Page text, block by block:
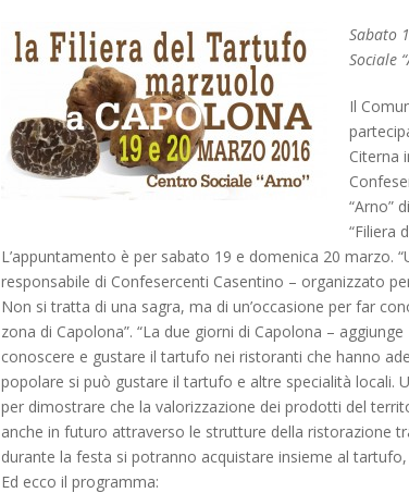
Sabato
Sociale
Il
Citerna
“Arno”
“Filiera
L’appuntamento è per sabato 19 e domenica 20 marzo.
responsabile di Confesercenti Casentino – organizzato
Non si tratta di una sagra, ma di un’occasione per far
zona di Capolona”. “La due giorni di Capolona –
conoscere e gustare il tartufo nei ristoranti che hanno
popolare si può gustare il tartufo e altre specialità locali.
per dimostrare che la valorizzazione dei prodotti del
anche in futuro attraverso le strutture della ristorazione
durante la festa si potranno acquistare insieme al
Ed ecco il programma: